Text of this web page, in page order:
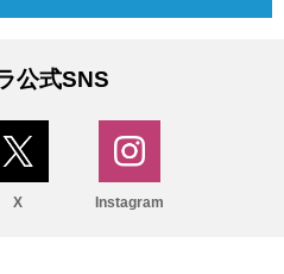
公式SNS
X Instagram